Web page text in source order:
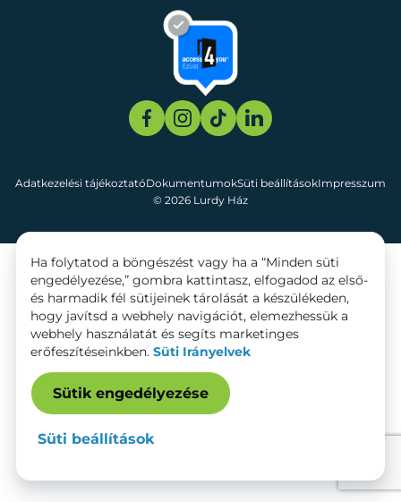
© 2026 Lurdy Ház
Adatkezelési tájékoztatóDokumentumokSüti beállításokImpresszum
Ha folytatod a böngészést vagy ha a “Minden süti
engedélyezése,” gombra kattintasz, elfogadod az első-
és harmadik fél sütijeinek tárolását a készülékeden,
hogy javítsd a webhely navigációt, elemezhessük a
webhely használatát és segíts marketinges
erőfeszítéseinkben. Süti Irányelvek
Sütik engedélyezése
Süti beállítások